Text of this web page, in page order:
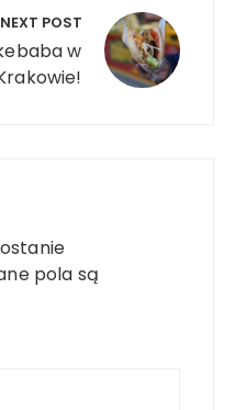
NEXT POST
w
pola są